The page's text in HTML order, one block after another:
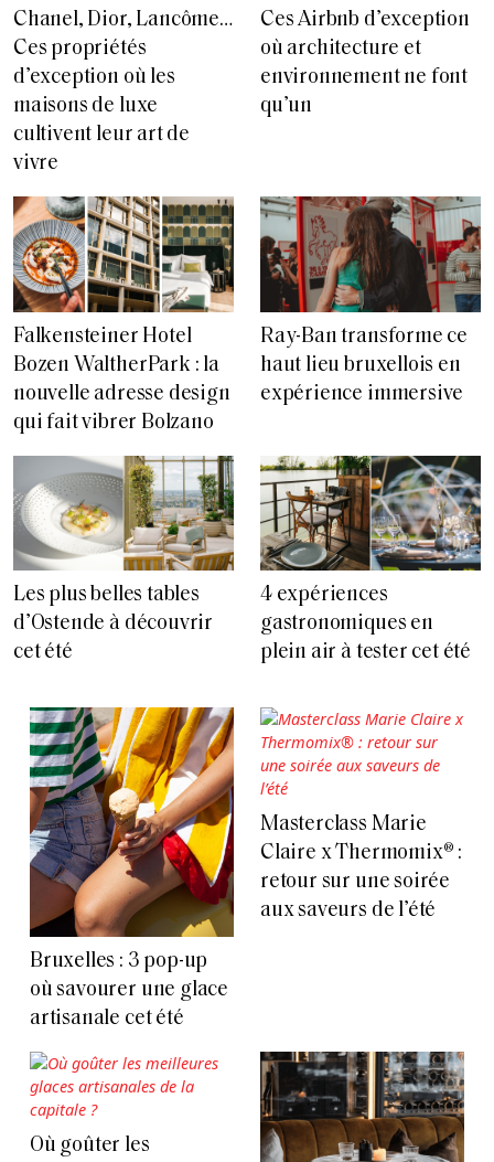
Chanel, Dior, Lancôme…
Ces propriétés
d’exception où les
maisons de luxe
cultivent leur art de
vivre
Ces Airbnb d’exception
où architecture et
environnement ne font
qu’un
Falkensteiner Hotel
Bozen WaltherPark : la
nouvelle adresse design
qui fait vibrer Bolzano
Ray-Ban transforme ce
haut lieu bruxellois en
expérience immersive
Les plus belles tables
d’Ostende à découvrir
cet été
4 expériences
gastronomiques en
plein air à tester cet été
Bruxelles : 3 pop-up
où savourer une glace
artisanale cet été
Masterclass Marie
Claire x Thermomix® :
retour sur une soirée
aux saveurs de l’été
Où goûter les